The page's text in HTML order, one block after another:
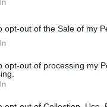
opt-out of the Sale of my
opt-out of processing my